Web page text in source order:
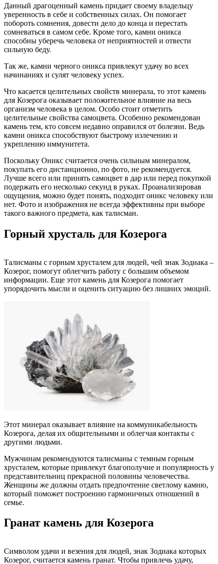
Данный драгоценный камень придает своему владельцу
уверенность в себе и собственных силах. Он помогает
побороть сомнения, довести дело до конца и перестать
сомневаться в самом себе. Кроме того, камни оникса
способны уберечь человека от неприятностей и отвести
сильную беду.
Так же, камни черного оникса привлекут удачу во всех
начинаниях и сулят человеку успех.
Что касается целительных свойств минерала, то этот камень
для Козерога оказывает положительное влияние на весь
организм человека в целом. Особо стоит отметить
целительные свойства самоцвета. Особенно рекомендован
камень тем, кто совсем недавно оправился от болезни. Ведь
камни оникса способствуют быстрому излечению и
укреплению иммунитета.
Поскольку Оникс считается очень сильным минералом,
покупать его дистанционно, по фото, не рекомендуется.
Лучше всего или принять самоцвет в дар или перед покупкой
подержать его несколько секунд в руках. Проанализировав
ощущения, можно будет понять, подходит оникс человеку или
нет. Фото и изображения не всегда эффективны при выборе
такого важного предмета, как талисман.
Горный хрусталь для Козерога
Талисманы с горным хрусталем для людей, чей знак Зодиака –
Козерог, помогут облегчить работу с большим объемом
информации. Еще этот камень для Козерога помогает
упорядочить мысли и оценить ситуацию без лишних эмоций.
Этот минерал оказывает влияние на коммуникабельность
Козерога, делая их общительными и облегчая контакты с
другими людьми.
Мужчинам рекомендуются талисманы с темным горным
хрусталем, которые привлекут благополучие и популярность у
представительниц прекрасной половины человечества.
Женщины же должны отдать предпочтение светлому камню,
который поможет построению гармоничных отношений в
семье.
Гранат камень для Козерога
Символом удачи и везения для людей, знак Зодиака которых
Козерог, считается камень гранат. Чтобы привлечь удачу,